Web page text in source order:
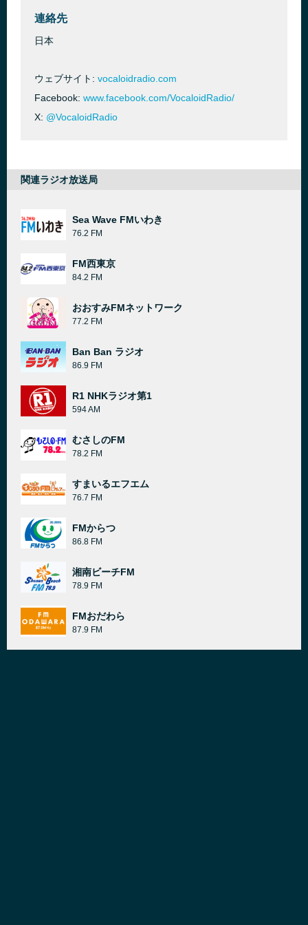
連絡先
日本
ウェブサイト: vocaloidradio.com
Facebook: www.facebook.com/VocaloidRadio/
X: @VocaloidRadio
関連ラジオ放送局
Sea Wave FMいわき
76.2 FM
FM西東京
84.2 FM
おおすみFMネットワーク
77.2 FM
Ban Ban ラジオ
86.9 FM
R1 NHKラジオ第1
594 AM
むさしのFM
78.2 FM
すまいるエフエム
76.7 FM
FMからつ
86.8 FM
湘南ビーチFM
78.9 FM
FMおだわら
87.9 FM